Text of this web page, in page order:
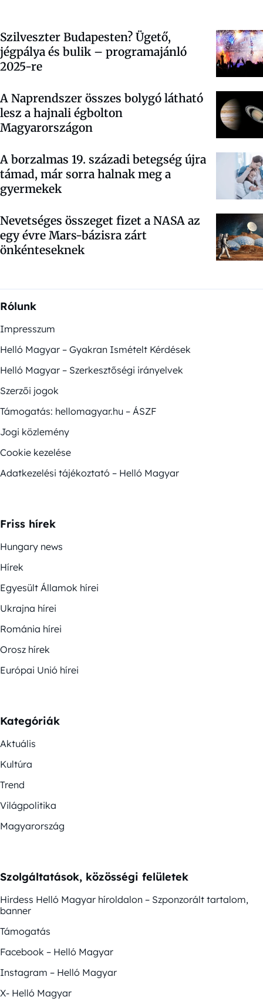
Szilveszter Budapesten? Ügető,
jégpálya és bulik – programajánló
2025-re
A Naprendszer összes bolygó látható
lesz a hajnali égbolton
Magyarországon
A borzalmas 19. századi betegség újra
támad, már sorra halnak meg a
gyermekek
Nevetséges összeget fizet a NASA az
egy évre Mars-bázisra zárt
önkénteseknek
Rólunk
Impresszum
Helló Magyar – Gyakran Ismételt Kérdések
Helló Magyar – Szerkesztőségi irányelvek
Szerzői jogok
Támogatás: hellomagyar.hu – ÁSZF
Jogi közlemény
Cookie kezelése
Adatkezelési tájékoztató – Helló Magyar
Friss hírek
Hungary news
Hírek
Egyesült Államok hírei
Ukrajna hírei
Románia hírei
Orosz hírek
Európai Unió hírei
Kategóriák
Aktuális
Kultúra
Trend
Világpolitika
Magyarország
Szolgáltatások, közösségi felületek
Hirdess Helló Magyar híroldalon – Szponzorált tartalom,
banner
Támogatás
Facebook – Helló Magyar
Instagram – Helló Magyar
X- Helló Magyar